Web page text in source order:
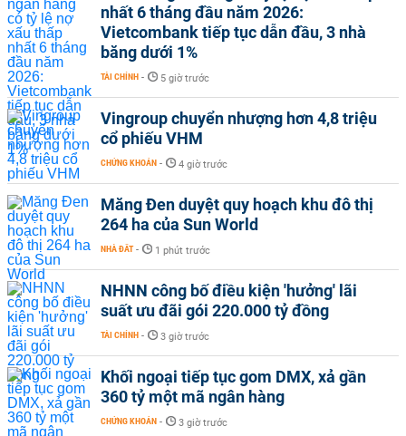
nhất 6 tháng đầu năm 2026:
Vietcombank tiếp tục dẫn đầu, 3 nhà
băng dưới 1%
TÀI CHÍNH - 5 giờ trước
Vingroup chuyển nhượng hơn 4,8 triệu
cổ phiếu VHM
CHỨNG KHOÁN - 4 giờ trước
Măng Đen duyệt quy hoạch khu đô thị
264 ha của Sun World
NHÀ ĐẤT - 1 phút trước
NHNN công bố điều kiện 'hưởng' lãi
suất ưu đãi gói 220.000 tỷ đồng
TÀI CHÍNH - 3 giờ trước
Khối ngoại tiếp tục gom DMX, xả gần
360 tỷ một mã ngân hàng
CHỨNG KHOÁN - 3 giờ trước